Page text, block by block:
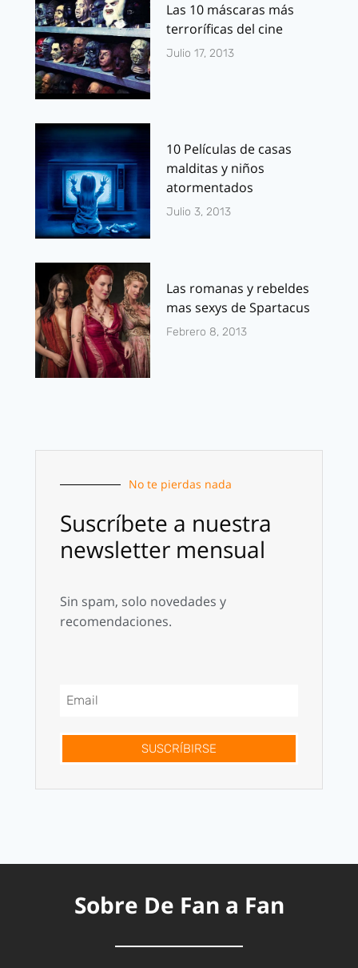
Las 10 máscaras más
terroríficas del cine
Julio 17, 2013
10 Películas de casas
malditas y niños
atormentados
Julio 3, 2013
Las romanas y rebeldes
mas sexys de Spartacus
Febrero 8, 2013
No te pierdas nada
Suscríbete a nuestra
newsletter mensual
Sin spam, solo novedades y
recomendaciones.
SUSCRÍBIRSE
Sobre De Fan a Fan